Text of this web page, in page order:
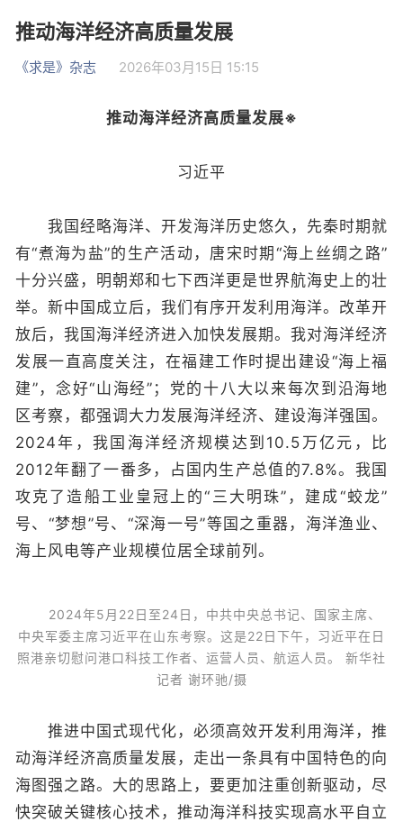
推动海洋经济高质量发展
《求是》杂志 2026年03月15日 15:15
推动海洋经济高质量发展※
习近平
我国经略海洋、开发海洋历史悠久，先秦时期就
有“煮海为盐”的生产活动，唐宋时期“海上丝绸之路”
十分兴盛，明朝郑和七下西洋更是世界航海史上的壮
举。新中国成立后，我们有序开发利用海洋。改革开
放后，我国海洋经济进入加快发展期。我对海洋经济
发展一直高度关注，在福建工作时提出建设“海上福
建”，念好“山海经”；党的十八大以来每次到沿海地
区考察，都强调大力发展海洋经济、建设海洋强国。
2024年，我国海洋经济规模达到10.5万亿元，比
2012年翻了一番多，占国内生产总值的7.8%。我国
攻克了造船工业皇冠上的“三大明珠”，建成“蛟龙”
号、“梦想”号、“深海一号”等国之重器，海洋渔业、
海上风电等产业规模位居全球前列。
2024年5月22日至24日，中共中央总书记、国家主席、
中央军委主席习近平在山东考察。这是22日下午，习近平在日
照港亲切慰问港口科技工作者、运营人员、航运人员。 新华社
记者 谢环驰/摄
推进中国式现代化，必须高效开发利用海洋，推
动海洋经济高质量发展，走出一条具有中国特色的向
海图强之路。大的思路上，要更加注重创新驱动，尽
快突破关键核心技术，推动海洋科技实现高水平自立